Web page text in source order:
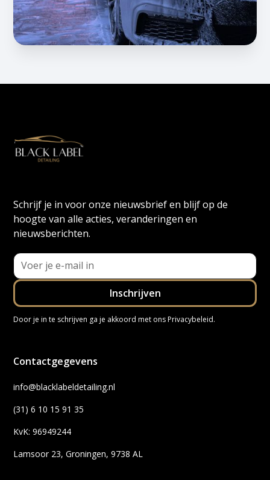
Schrijf je in voor onze nieuwsbrief en blijf op de
hoogte van alle acties, veranderingen en
nieuwsberichten.
Door je in te schrijven ga je akkoord met onsPrivacybeleid.
Contactgegevens
info@blacklabeldetailing.nl
(31) 6 10 15 91 35
KvK: 96949244
Lamsoor 23, Groningen, 9738 AL